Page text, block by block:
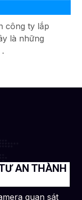
công ty lắp
là những
AN THÀNH
quan sát